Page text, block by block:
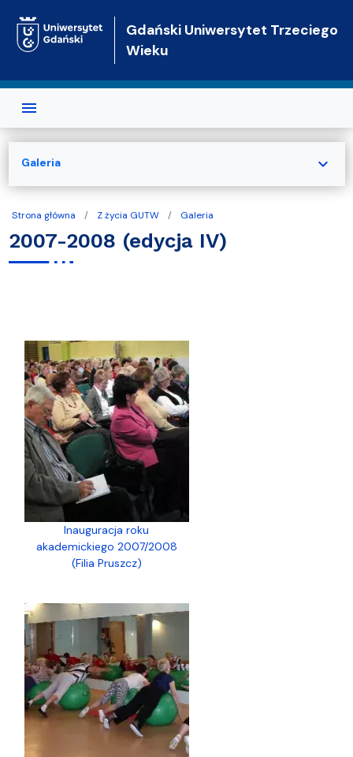
Gdański Uniwersytet Trzeciego
Wieku
Strona główna Z życia GUTW Galeria
2007-2008 (edycja IV)
Inauguracja roku
akademickiego 2007/2008
(Filia Pruszcz)
Galeria expand_more